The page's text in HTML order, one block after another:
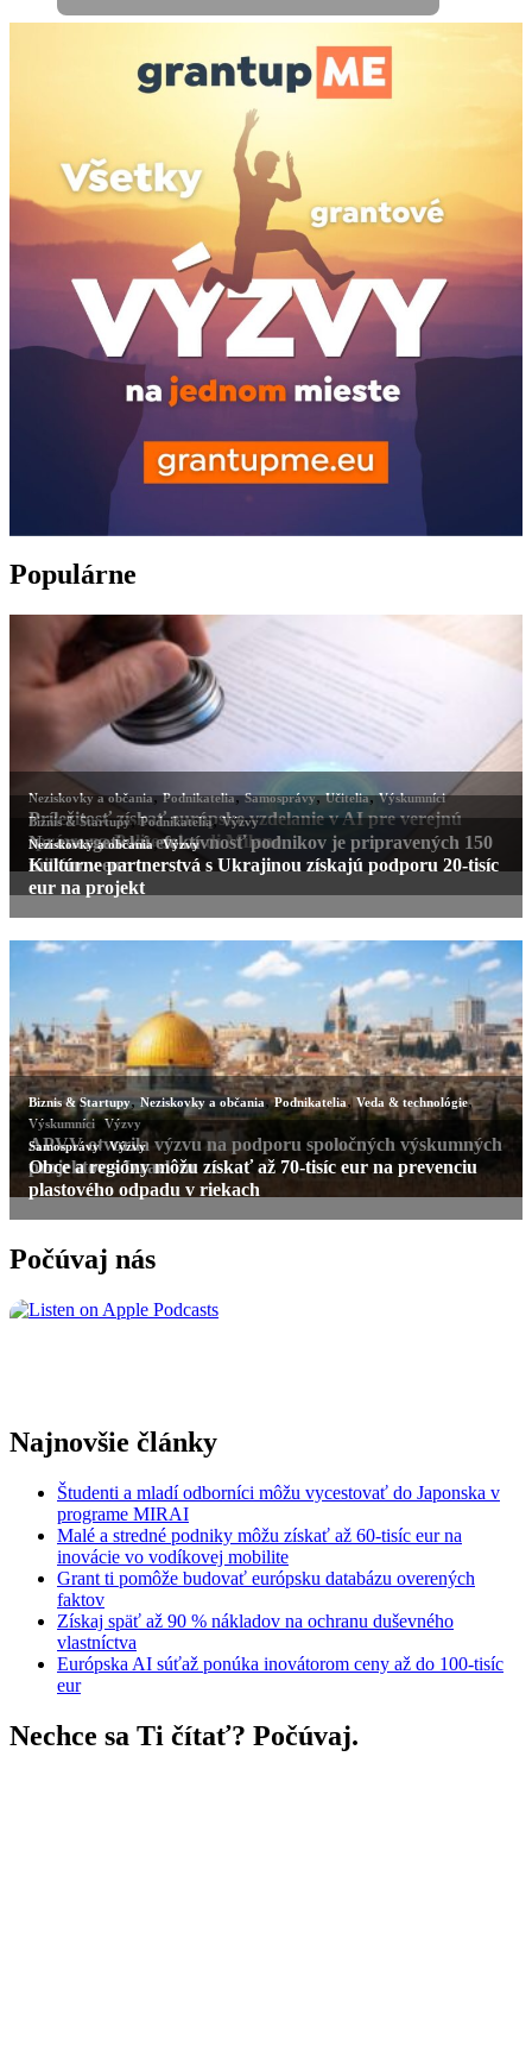
Populárne
Počúvaj nás
Najnovšie články
Študenti a mladí odborníci môžu vycestovať do Japonska v
programe MIRAI
Malé a stredné podniky môžu získať až 60-tisíc eur na
inovácie vo vodíkovej mobilite
Grant ti pomôže budovať európsku databázu overených
faktov
Získaj späť až 90 % nákladov na ochranu duševného
vlastníctva
Európska AI súťaž ponúka inovátorom ceny až do 100-tisíc
eur
Nechce sa Ti čítať? Počúvaj.